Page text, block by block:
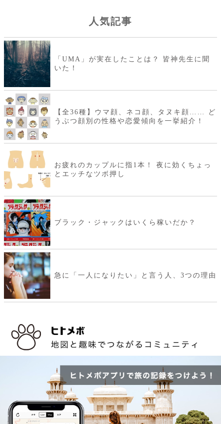
人気記事
「UMA」が実在したことは？ 皆神先生に聞
いた！
【全36種】ウマ顔、ネコ顔、タヌキ顔…… ど
うぶつ顔別の性格や恋愛傾向を一挙紹介！
お疲れのカップルに指1本！ 夜に効くちょっ
とエッチなツボ押し
ブラック・ジャックはいくら稼いだか？
急に「一人になりたい」と言う人、3つの理由